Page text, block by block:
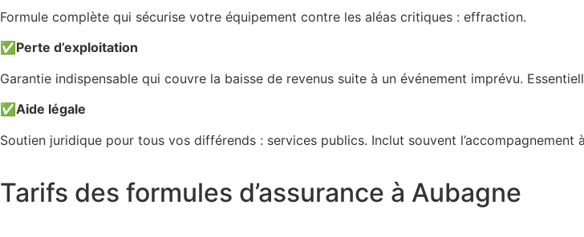
Formule complète qui sécurise votre équipement contre les aléas critiques : effraction.
✅ Perte d’exploitation
Garantie indispensable qui couvre la baisse de revenus suite à un événement imprévu.
✅Aide légale
Soutien juridique pour tous vos différends : services publics. Inclut souvent l’accompagnement
Tarifs des formules d’assurance à Aubagne